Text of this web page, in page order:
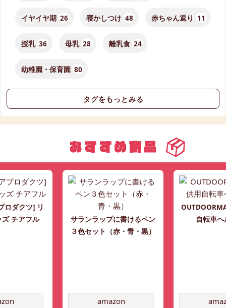
イヤイヤ期 26 寝かしつけ 48 赤ちゃん返り 11
授乳 36 母乳 28 離乳食 24
幼稚園・保育園 80
タグをもっとみる
ロダクツ] リ
チアフル
サランラップに書けるペン
３色セット（赤・青・黒）
amazon
自転車